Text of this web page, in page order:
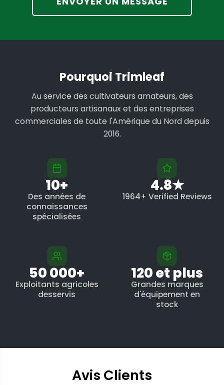
Pourquoi Trimleaf
Au service des cultivateurs amateurs, des
producteurs artisanaux et des entreprises
commerciales de toute l'Amérique du Nord depuis
2016.
10+
Des années de
connaissances
spécialisées
4.8★
1964+ Verified Reviews
50 000+
Exploitants agricoles
desservis
120 et plus
Grandes marques
d'équipement en
stock
Avis Clients